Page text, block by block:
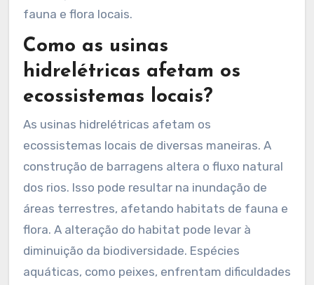
fauna e flora locais.
Como as usinas
hidrelétricas afetam os
ecossistemas locais?
As usinas hidrelétricas afetam os
ecossistemas locais de diversas maneiras. A
construção de barragens altera o fluxo natural
dos rios. Isso pode resultar na inundação de
áreas terrestres, afetando habitats de fauna e
flora. A alteração do habitat pode levar à
diminuição da biodiversidade. Espécies
aquáticas, como peixes, enfrentam dificuldades